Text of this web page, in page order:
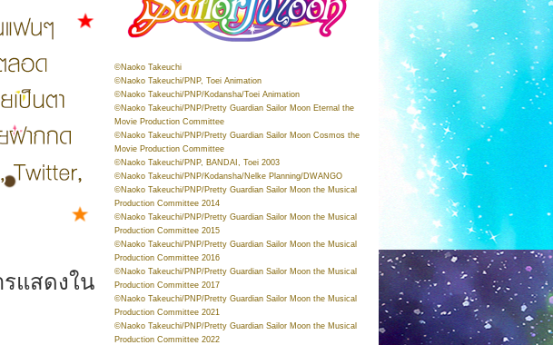
ารแสดงใน
©Naoko Takeuchi
©Naoko Takeuchi/PNP, Toei Animation
©Naoko Takeuchi/PNP/Kodansha/Toei Animation
©Naoko Takeuchi/PNP/Pretty Guardian Sailor Moon Eternal the
Movie Production Committee
©Naoko Takeuchi/PNP/Pretty Guardian Sailor Moon Cosmos the
Movie Production Committee
©Naoko Takeuchi/PNP, BANDAI, Toei 2003
©Naoko Takeuchi/PNP/Kodansha/Nelke Planning/DWANGO
©Naoko Takeuchi/PNP/Pretty Guardian Sailor Moon the Musical
Production Committee 2014
©Naoko Takeuchi/PNP/Pretty Guardian Sailor Moon the Musical
Production Committee 2015
©Naoko Takeuchi/PNP/Pretty Guardian Sailor Moon the Musical
Production Committee 2016
©Naoko Takeuchi/PNP/Pretty Guardian Sailor Moon the Musical
Production Committee 2017
©Naoko Takeuchi/PNP/Pretty Guardian Sailor Moon the Musical
Production Committee 2021
©Naoko Takeuchi/PNP/Pretty Guardian Sailor Moon the Musical
Production Committee 2022